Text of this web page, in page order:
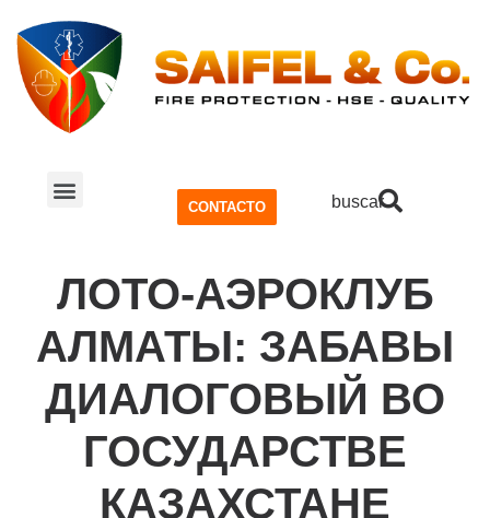
CONTACTO buscar
ЛОТО-АЭРОКЛУБ
АЛМАТЫ: ЗАБАВЫ
ДИАЛОГОВЫЙ ВО
ГОСУДАРСТВЕ
КАЗАХСТАНЕ